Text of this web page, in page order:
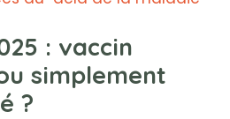
: vaccin
simplement
?